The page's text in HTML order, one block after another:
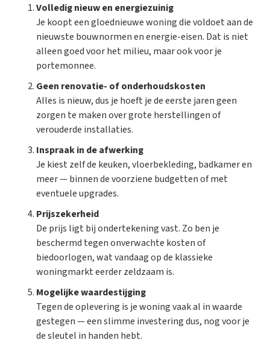
Volledig nieuw en energiezuinig
Je koopt een gloednieuwe woning die voldoet aan de
nieuwste bouwnormen en energie-eisen. Dat is niet
alleen goed voor het milieu, maar ook voor je
portemonnee.
Geen renovatie- of onderhoudskosten
Alles is nieuw, dus je hoeft je de eerste jaren geen
zorgen te maken over grote herstellingen of
verouderde installaties.
Inspraak in de afwerking
Je kiest zelf de keuken, vloerbekleding, badkamer en
meer — binnen de voorziene budgetten of met
eventuele upgrades.
Prijszekerheid
De prijs ligt bij ondertekening vast. Zo ben je
beschermd tegen onverwachte kosten of
biedoorlogen, wat vandaag op de klassieke
woningmarkt eerder zeldzaam is.
Mogelijke waardestijging
Tegen de oplevering is je woning vaak al in waarde
gestegen — een slimme investering dus, nog voor je
de sleutel in handen hebt.